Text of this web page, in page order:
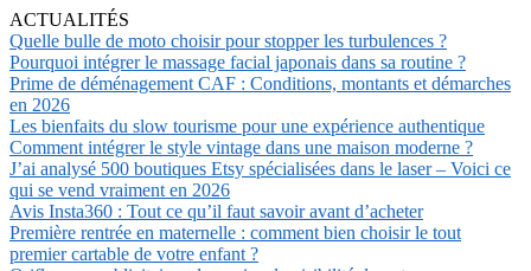
ACTUALITÉS
Quelle bulle de moto choisir pour stopper les turbulences ?
Pourquoi intégrer le massage facial japonais dans sa routine ?
Prime de déménagement CAF : Conditions, montants et démarches
en 2026
Les bienfaits du slow tourisme pour une expérience authentique
Comment intégrer le style vintage dans une maison moderne ?
J’ai analysé 500 boutiques Etsy spécialisées dans le laser – Voici ce
qui se vend vraiment en 2026
Avis Insta360 : Tout ce qu’il faut savoir avant d’acheter
Première rentrée en maternelle : comment bien choisir le tout
premier cartable de votre enfant ?